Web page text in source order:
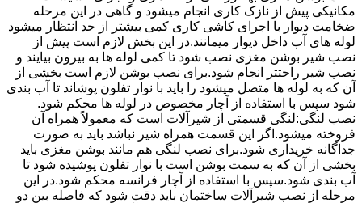
مکانیکی پیش از نازک کاری انجام میشود و گاهی در این مرحله
ضخامت دیوار با اجرای کاشی کاری کمی بیشتر از حد انتظار میشود
لوله های آب داخل دیوار میمانند.در این بخش لازم است پیش از
نصب شیر بوشن مغزی نصب شود تا کمی لوله ها به بیرون بیایند و
نصب شیر راحتتر انجام شود.برای نصب بوشن لازم است بخشی از
آن که به لوله ها متصل میشود را باید با نوار تفلون پوشاند تا آب بندی
شود سپس با استفاده از آچار مخصوص در لوله ها محکم شود.
نصب لنگی:لنگی قسمتی از شیرآلات است که معمولاً همراه آن
فروخته میشود.اگر این قسمت همراه شیر نباشد باید به صورت
جداگانه خریداری شود.برای نصب لنگی هم مانند بوشن مغزی باید
بخشی از آن که به سمت بوشن است با نوار تفلون پوشیده شود تا
آب بندی شود.سپس با استفاده از آچار فرانسه محکم شود.در این
مرحله از نصب شیرآلات ساختمان باید دقت شود که فاصله بین دو